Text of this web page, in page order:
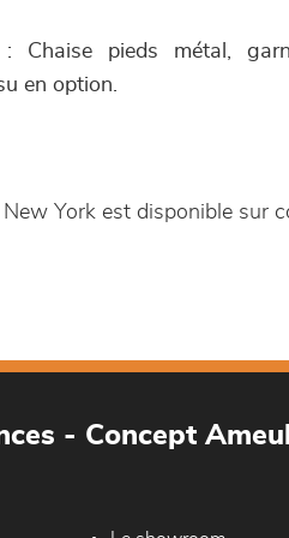
: Chaise pieds métal,
en option.
York est disponible sur
- Concept